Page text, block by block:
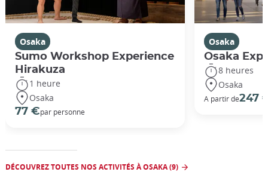
Osaka
Sumo Workshop Experience
Hirakuza
1 heure
Osaka
77 €par personne
Osaka
Osaka
8 heures
Osaka
A partir de247
DÉCOUVREZ TOUTES NOS ACTIVITÉS À OSAKA (9)